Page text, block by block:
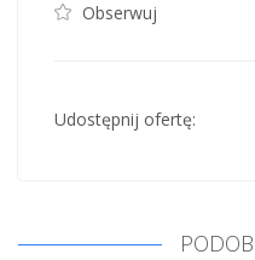
Obserwuj
Udostępnij ofertę: